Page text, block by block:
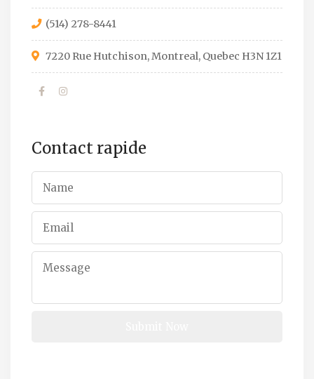
(514) 278-8441
7220 Rue Hutchison, Montreal, Quebec H3N 1Z1
Contact rapide